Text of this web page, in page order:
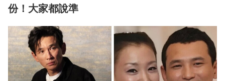
份！大家都說準